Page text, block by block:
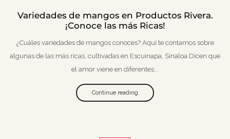
Variedades de mangos en Productos Rivera.
¡Conoce las más Ricas!
¿Cuáles variedades de mangos conoces? Aquí te contamos sobre
algunas de las más ricas, cultivadas en Escuinapa, Sinaloa Dicen que
el amor viene en diferentes...
Continue reading